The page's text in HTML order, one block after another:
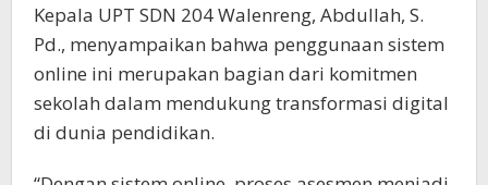
Kepala UPT SDN 204 Walenreng, Abdullah, S.
Pd., menyampaikan bahwa penggunaan sistem
online ini merupakan bagian dari komitmen
sekolah dalam mendukung transformasi digital
di dunia pendidikan.